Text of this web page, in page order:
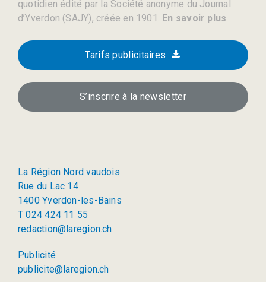
quotidien édité par la Société anonyme du Journal
d’Yverdon (SAJY), créée en 1901. En savoir plus
Tarifs publicitaires
S’inscrire à la newsletter
La Région Nord vaudois
Rue du Lac 14
1400 Yverdon-les-Bains
T 024 424 11 55
redaction@laregion.ch
Publicité
publicite@laregion.ch